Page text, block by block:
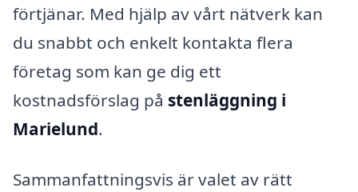
förtjänar. Med hjälp av vårt nätverk kan
du snabbt och enkelt kontakta flera
företag som kan ge dig ett
kostnadsförslag på stenläggning i
Marielund.
Sammanfattningsvis är valet av rätt